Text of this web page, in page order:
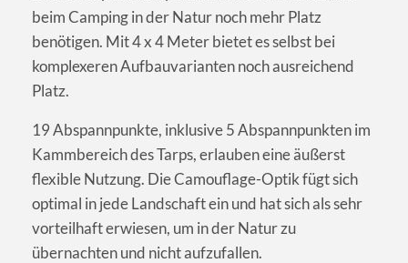
beim Camping in der Natur noch mehr Platz
benötigen. Mit 4 x 4 Meter bietet es selbst bei
komplexeren Aufbauvarianten noch ausreichend
Platz.
19 Abspannpunkte, inklusive 5 Abspannpunkten im
Kammbereich des Tarps, erlauben eine äußerst
flexible Nutzung. Die Camouflage-Optik fügt sich
optimal in jede Landschaft ein und hat sich als sehr
vorteilhaft erwiesen, um in der Natur zu
übernachten und nicht aufzufallen.